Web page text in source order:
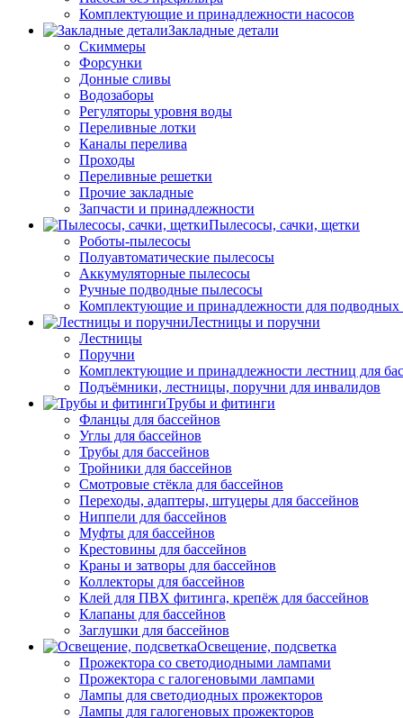
Комплектующие и принадлежности насосов
Закладные детали
Скиммеры
Форсунки
Донные сливы
Водозаборы
Регуляторы уровня воды
Переливные лотки
Каналы перелива
Проходы
Переливные решетки
Прочие закладные
Запчасти и принадлежности
Пылесосы, сачки, щетки
Роботы-пылесосы
Полуавтоматические пылесосы
Аккумуляторные пылесосы
Ручные подводные пылесосы
Комплектующие и принадлежности для подводных
Лестницы и поручни
Лестницы
Поручни
Комплектующие и принадлежности лестниц для
Подъёмники, лестницы, поручни для инвалидов
Трубы и фитинги
Фланцы для бассейнов
Углы для бассейнов
Трубы для бассейнов
Тройники для бассейнов
Смотровые стёкла для бассейнов
Переходы, адаптеры, штуцеры для бассейнов
Ниппели для бассейнов
Муфты для бассейнов
Крестовины для бассейнов
Краны и затворы для бассейнов
Коллекторы для бассейнов
Клей для ПВХ фитинга, крепёж для бассейнов
Клапаны для бассейнов
Заглушки для бассейнов
Освещение, подсветка
Прожектора со светодиодными лампами
Прожектора с галогеновыми лампами
Лампы для светодиодных прожекторов
Лампы для галогеновых прожекторов